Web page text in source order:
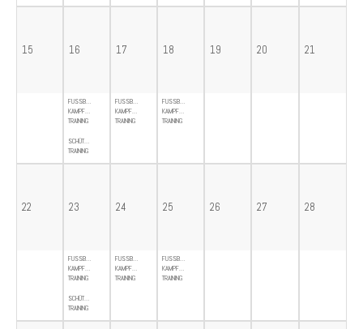
15 16
FUSSBALL-
KAMPFMANNSCHAFT-
TRAINING
SCHÜTZENGILDE-
TRAINING
17
FUSSBALL-
KAMPFMANNSCHAFT-
TRAINING
18
FUSSBALL-
KAMPFMANNSCHAFT-
TRAINING
19 20 21
22 23
FUSSBALL-
KAMPFMANNSCHAFT-
TRAINING
SCHÜTZENGILDE-
TRAINING
24
FUSSBALL-
KAMPFMANNSCHAFT-
TRAINING
25
FUSSBALL-
KAMPFMANNSCHAFT-
TRAINING
26 27 28